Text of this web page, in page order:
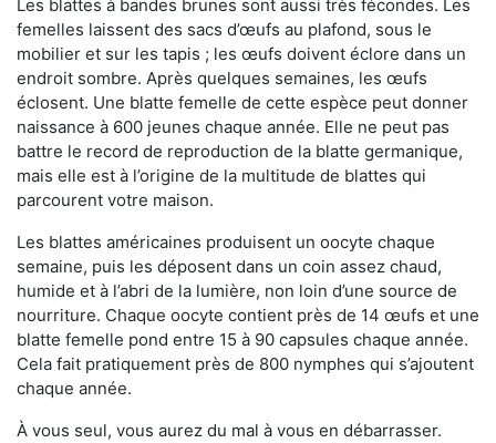
Les blattes à bandes brunes sont aussi très fécondes. Les
femelles laissent des sacs d’œufs au plafond, sous le
mobilier et sur les tapis ; les œufs doivent éclore dans un
endroit sombre. Après quelques semaines, les œufs
éclosent. Une blatte femelle de cette espèce peut donner
naissance à 600 jeunes chaque année. Elle ne peut pas
battre le record de reproduction de la blatte germanique,
mais elle est à l’origine de la multitude de blattes qui
parcourent votre maison.
Les blattes américaines produisent un oocyte chaque
semaine, puis les déposent dans un coin assez chaud,
humide et à l’abri de la lumière, non loin d’une source de
nourriture. Chaque oocyte contient près de 14 œufs et une
blatte femelle pond entre 15 à 90 capsules chaque année.
Cela fait pratiquement près de 800 nymphes qui s’ajoutent
chaque année.
À vous seul, vous aurez du mal à vous en débarrasser.